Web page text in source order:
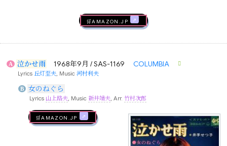
🛒AMAZON.jp
A 泣かせ雨 1968年9月 / SAS-1169 COLUMBIA
Lyrics丘灯至夫, Music河村利夫
B 女のねぐら
Lyrics 山上路夫, Music 新井靖夫, Arr. 竹村次郎
🛒AMAZON.jp